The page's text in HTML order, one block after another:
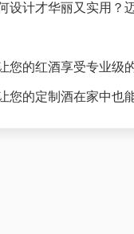
设计才华丽又实用？
您的红酒享受专业级
您的定制酒在家中也